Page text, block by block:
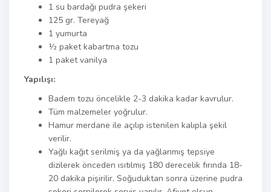
1 su bardağı pudra şekeri
125 gr. Tereyağ
1 yumurta
½ paket kabartma tozu
1 paket vanilya
Yapılışı:
Badem tozu öncelikle 2-3 dakika kadar kavrulur.
Tüm malzemeler yoğrulur.
Hamur merdane ile açılıp istenilen kalıpla şekil
verilir.
Yağlı kağıt serilmiş ya da yağlanmış tepsiye
dizilerek önceden ısıtılmış 180 derecelik fırında 18-
20 dakika pişirilir. Soğuduktan sonra üzerine pudra